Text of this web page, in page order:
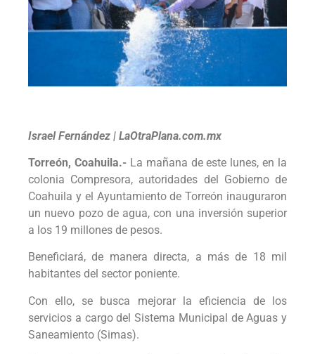
Israel Fernández | LaOtraPlana.com.mx
Torreón, Coahuila.-La mañana de este lunes, en la
colonia Compresora, autoridades del Gobierno de
Coahuila y el Ayuntamiento de Torreón inauguraron
un nuevo pozo de agua, con una inversión superior
a los 19 millones de pesos.
Beneficiará, de manera directa, a más de 18 mil
habitantes del sector poniente.
Con ello, se busca mejorar la eficiencia de los
servicios a cargo del Sistema Municipal de Aguas y
Saneamiento (Simas).